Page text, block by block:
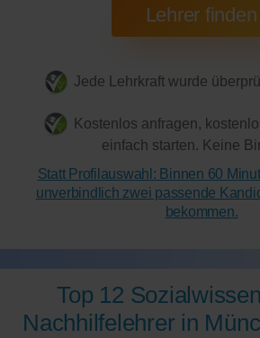
Jede Lehrkraft wurde
Kostenlos anfragen,
einfach starten. Keine
Statt Profilauswahl: Binnen 60
unverbindlich zwei passende
bekommen.
Top 12
Nachhilfelehrer in